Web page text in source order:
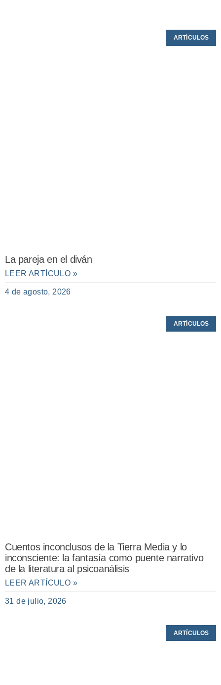
ARTÍCULOS
La pareja en el diván
LEER ARTÍCULO »
4 de agosto, 2026
ARTÍCULOS
Cuentos inconclusos de la Tierra Media y lo
inconsciente: la fantasía como puente narrativo
de la literatura al psicoanálisis
LEER ARTÍCULO »
31 de julio, 2026
ARTÍCULOS